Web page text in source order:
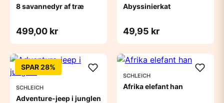
8 savannedyr af træ
499,00 kr
Abyssinierkat
49,95 kr
SPAR 28%
SCHLEICH
Adventure-jeep i junglen
SCHLEICH
Afrika elefant han